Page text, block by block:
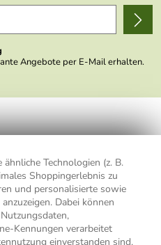
Technologien (z. B.
Shoppingerlebnis zu
und personalisierte sowie
Dabei können
Kennungen verarbeitet
einverstanden sind,
Angebote per E-Mail erhalten.
andere Unternehmen
wird in anonymer Form
Person geklickt hat. Diese
E-Mail- Adresse für Werbezwecke
die Zukunft widerrufen, indem ich
Newsletters anklicke oder die
deaktiviere. Die
zur Kenntnis genommen.
AGB
Widerrufsformular